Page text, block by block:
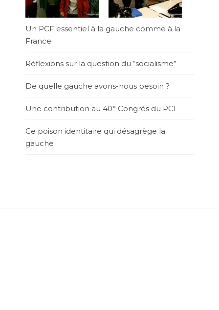
Un PCF essentiel à la gauche comme à la
France
Réflexions sur la question du “socialisme”
De quelle gauche avons-nous besoin ?
Une contribution au 40° Congrès du PCF
Ce poison identitaire qui désagrège la
gauche